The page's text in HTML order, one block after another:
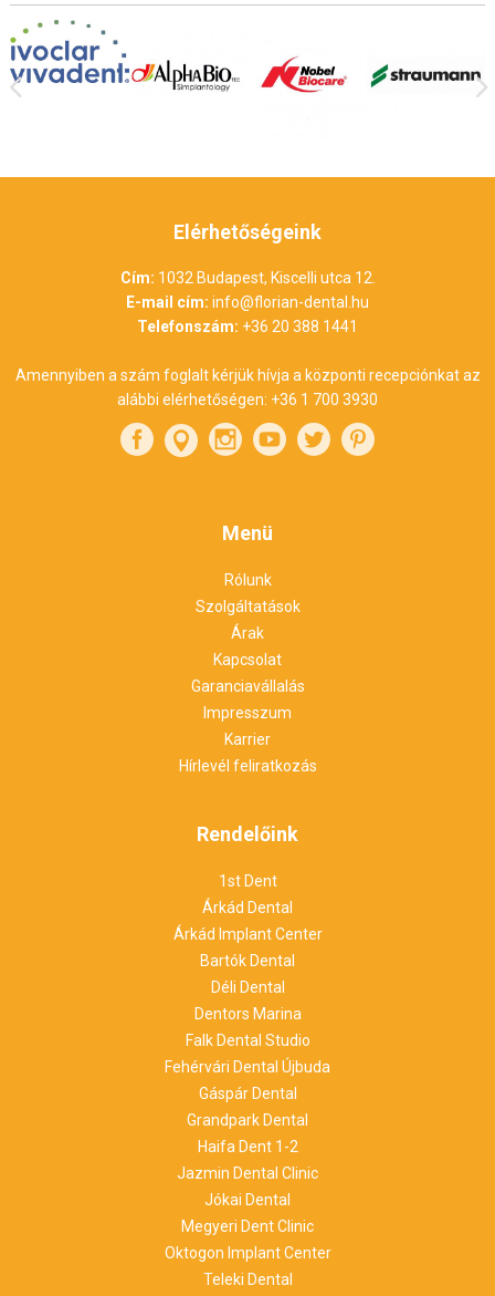
Elérhetőségeink
Cím: 1032 Budapest, Kiscelli utca 12.
E-mail cím: info@florian-dental.hu
Telefonszám: +36 20 388 1441
Amennyiben a szám foglalt kérjük hívja a központi recepciónkat az
alábbi elérhetőségen: +36 1 700 3930
Menü
Rólunk
Szolgáltatások
Árak
Kapcsolat
Garanciavállalás
Impresszum
Karrier
Hírlevél feliratkozás
Rendelőink
1st Dent
Árkád Dental
Árkád Implant Center
Bartók Dental
Déli Dental
Dentors Marina
Falk Dental Studio
Fehérvári Dental Újbuda
Gáspár Dental
Grandpark Dental
Haifa Dent 1-2
Jazmin Dental Clinic
Jókai Dental
Megyeri Dent Clinic
Oktogon Implant Center
Teleki Dental